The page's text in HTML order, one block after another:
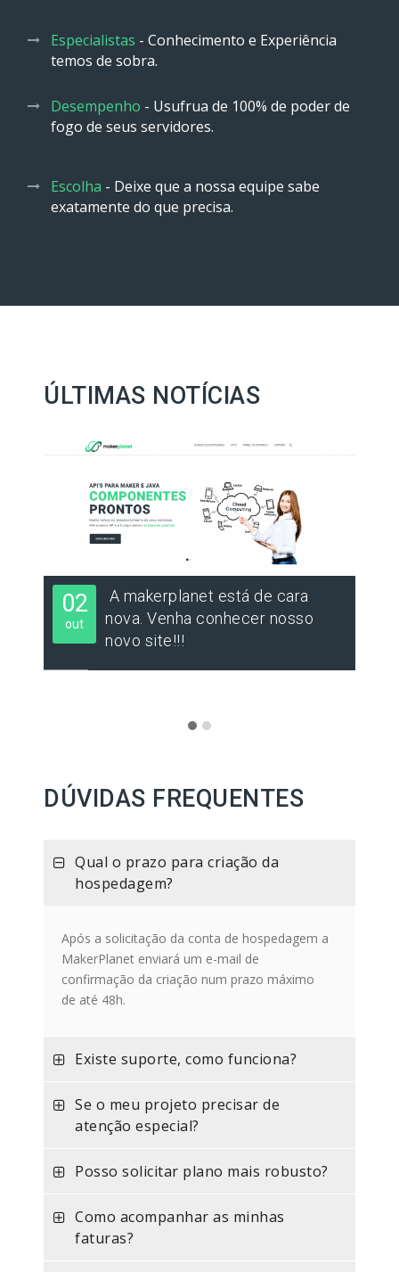
Especialistas - Conhecimento e Experiência
temos de sobra.
Desempenho - Usufrua de 100% de poder de
fogo de seus servidores.
Escolha - Deixe que a nossa equipe sabe
exatamente do que precisa.
ÚLTIMAS NOTÍCIAS
02
out
A makerplanet está de cara
nova. Venha conhecer nosso
novo site!!!
DÚVIDAS FREQUENTES
Qual o prazo para criação da
hospedagem?
Após a solicitação da conta de hospedagem a
MakerPlanet enviará um e-mail de
confirmação da criação num prazo máximo
de até 48h.
Existe suporte, como funciona?
Se o meu projeto precisar de
atenção especial?
Posso solicitar plano mais robusto?
Como acompanhar as minhas
faturas?